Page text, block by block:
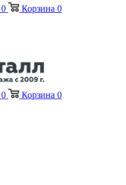
0 Корзина 0
0 Корзина 0